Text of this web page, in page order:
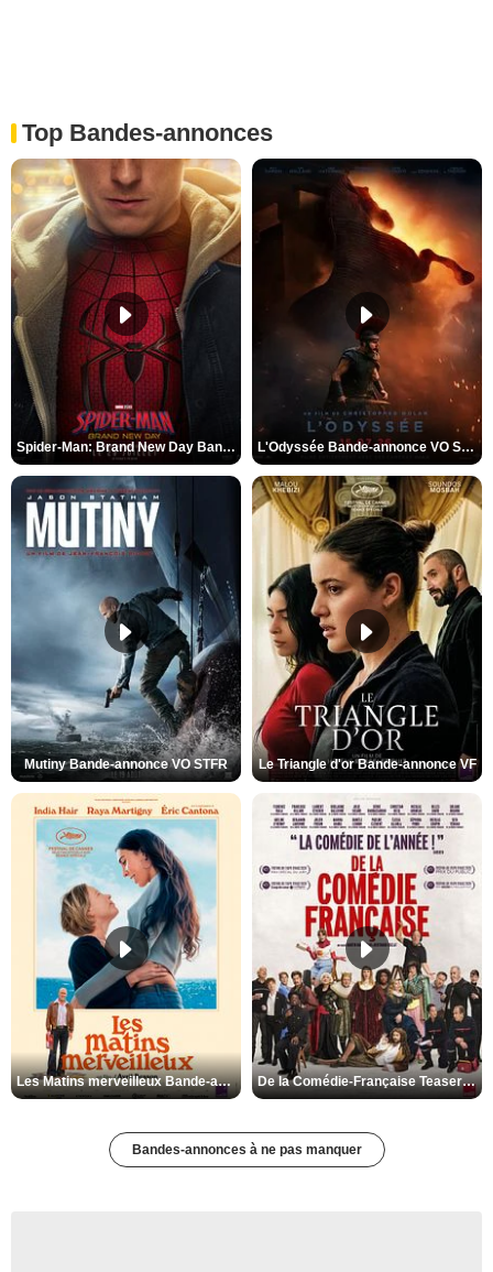
Top Bandes-annonces
Spider-Man: Brand New Day Bande-annonce VO STFR L'Odyssée Bande-annonce VO STFR
Mutiny Bande-annonce VO STFR Le Triangle d'or Bande-annonce VF
Les Matins merveilleux Bande-annonce VF De la Comédie-Française Teaser VF
Bandes-annonces à ne pas manquer